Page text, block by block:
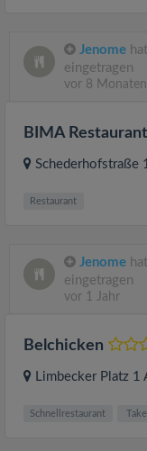
Jenome hat
eingetragen
vor 8 Monaten
BIMA Restaurant
Schederhofstraße
Restaurant
Jenome hat
eingetragen
vor 1 Jahr
Belchicken
Limbecker Platz 1
Schnellrestaurant